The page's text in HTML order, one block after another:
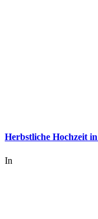
Herbstliche Hochzeit
In